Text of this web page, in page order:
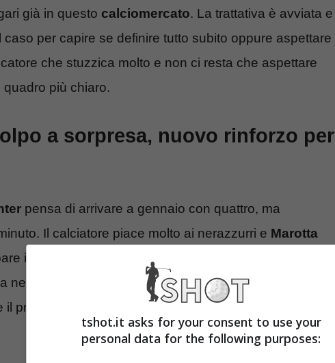
già in questo calciomercato. La trattativa è avviata e
per capire se definire tutto subito oppure aspettare
che stuzzica molto e non ci resta che aspettare
più chiaro.
a sorpresa, nuovo rinforzo per
pensa di arrivare a gennaio con quattro, ma
Il calciatore piace molto ai nerazzurri e Marotta
il suo arrivo per battere una folta e agguerrita
nel 2025 rende tutto molto più complicato e per questo
prossimo colpo di calciomercato sia proprio il talento
tshot.it asks for your consent to use your
personal data for the following purposes: